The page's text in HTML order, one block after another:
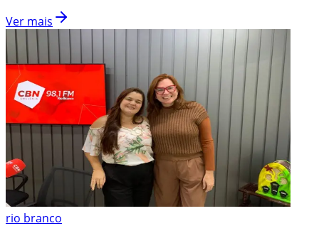
Ver mais
rio branco